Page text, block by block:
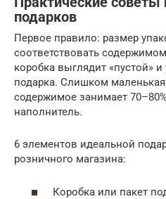
подарков
Первое правило: размер
соответствовать
коробка выглядит «пустой»
подарка. Слишком
содержимое занимает
наполнитель.
6 элементов идеальной
розничного магазина:
Коробка или пакет